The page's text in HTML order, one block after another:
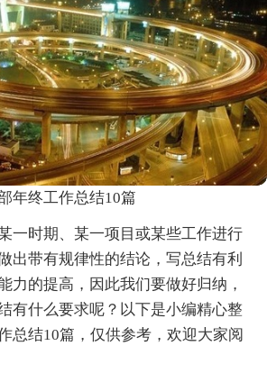
年终工作总结10篇
一时期、某一项目或某些工作进行
出带有规律性的结论，写总结有利
力的提高，因此我们要做好归纳，
有什么要求呢？以下是小编精心整
总结10篇，仅供参考，欢迎大家阅